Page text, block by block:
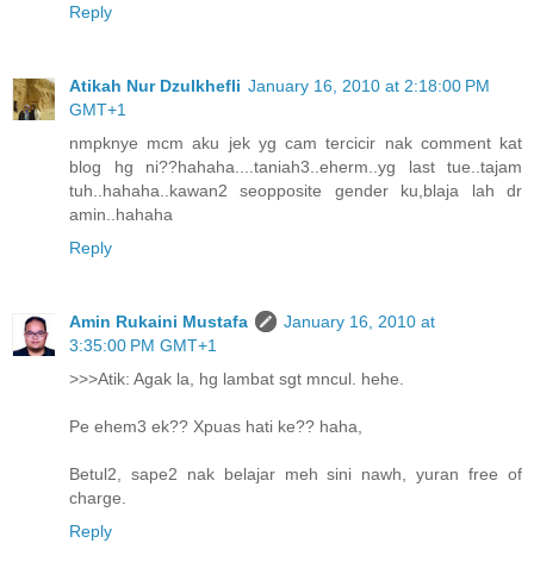
Reply
Atikah Nur Dzulkhefli January 16, 2010 at 2:18:00 PM
GMT+1
nmpknye mcm aku jek yg cam tercicir nak comment kat
blog hg ni??hahaha....taniah3..eherm..yg last tue..tajam
tuh..hahaha..kawan2 seopposite gender ku,blaja lah dr
amin..hahaha
Reply
Amin Rukaini Mustafa
January 16, 2010 at
3:35:00 PM GMT+1
>>>Atik: Agak la, hg lambat sgt mncul. hehe.
Pe ehem3 ek?? Xpuas hati ke?? haha,
Betul2, sape2 nak belajar meh sini nawh, yuran free of
charge.
Reply